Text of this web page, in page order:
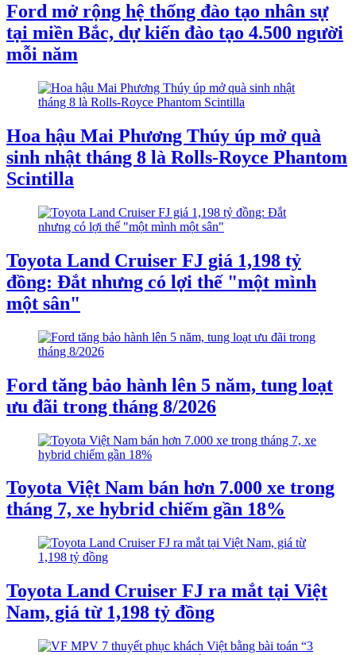
Ford mở rộng hệ thống đào tạo nhân sự
tại miền Bắc, dự kiến đào tạo 4.500 người
mỗi năm
Hoa hậu Mai Phương Thúy úp mở quà
sinh nhật tháng 8 là Rolls-Royce Phantom
Scintilla
Toyota Land Cruiser FJ giá 1,198 tỷ
đồng: Đắt nhưng có lợi thế "một mình
một sân"
Ford tăng bảo hành lên 5 năm, tung loạt
ưu đãi trong tháng 8/2026
Toyota Việt Nam bán hơn 7.000 xe trong
tháng 7, xe hybrid chiếm gần 18%
Toyota Land Cruiser FJ ra mắt tại Việt
Nam, giá từ 1,198 tỷ đồng